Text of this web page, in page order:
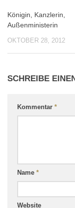
Königin, Kanzlerin,
Außenministerin
OKTOBER 28, 2012
SCHREIBE
Kommentar *
Name *
Website